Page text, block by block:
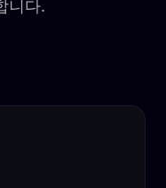
니다.